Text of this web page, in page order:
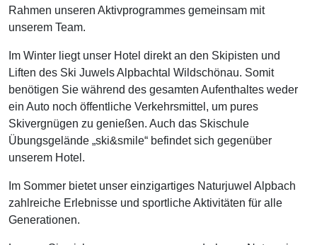
Rahmen unseren Aktivprogrammes gemeinsam mit
unserem Team.
Im Winter liegt unser Hotel direkt an den Skipisten und
Liften des Ski Juwels Alpbachtal Wildschönau. Somit
benötigen Sie während des gesamten Aufenthaltes weder
ein Auto noch öffentliche Verkehrsmittel, um pures
Skivergnügen zu genießen. Auch das Skischule
Übungsgelände „ski&smile“ befindet sich gegenüber
unserem Hotel.
Im Sommer bietet unser einzigartiges Naturjuwel Alpbach
zahlreiche Erlebnisse und sportliche Aktivitäten für alle
Generationen.